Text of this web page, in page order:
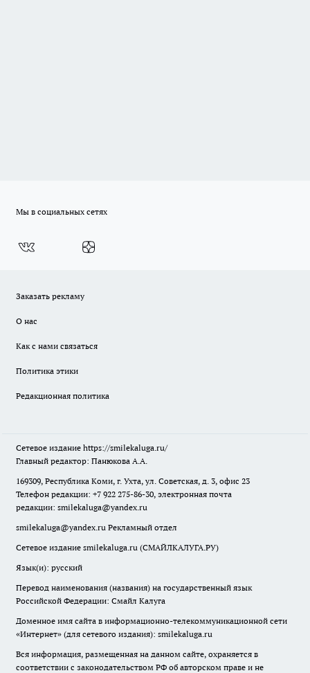
Мы в социальных сетях
Заказать рекламу
О нас
Как с нами связаться
Политика этики
Редакционная политика
Сетевое издание https://smilekaluga.ru/
Главный редактор: Панюкова А.А.
169309, Республика Коми, г. Ухта, ул. Советская, д. 3, офис 23
Телефон редакции: +7 922 275-86-30, электронная почта
редакции: smilekaluga@yandex.ru
smilekaluga@yandex.ru Рекламный отдел
Сетевое издание smilekaluga.ru (СМАЙЛКАЛУГА.РУ)
Язык(и): русский
Перевод наименования (названия) на государственный язык
Российской Федерации: Смайл Калуга
Доменное имя сайта в информационно-телекоммуникационной сети
«Интернет» (для сетевого издания): smilekaluga.ru
Вся информация, размещенная на данном сайте, охраняется в
соответствии с законодательством РФ об авторском праве и не